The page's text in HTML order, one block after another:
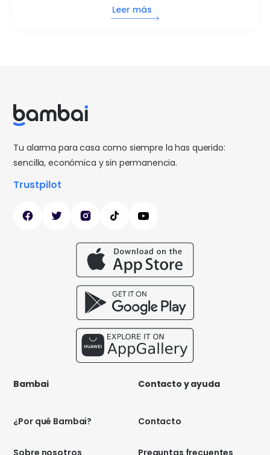
Leer más
Tu alarma para casa como siempre la has querido:
sencilla, económica y sin permanencia.
Trustpilot
Bambai
¿Por qué Bambai?
Sobre nosotros
Contacto y ayuda
Contacto
Preguntas frecuentes